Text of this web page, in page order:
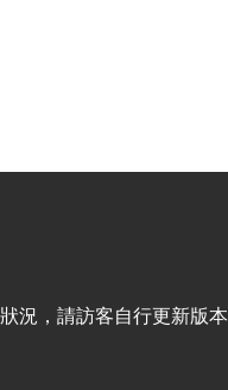
況，請訪客自行更新版本